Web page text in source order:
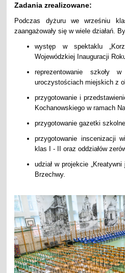
Zadania zrealizowane:
Podczas dyżuru we wrześniu
zaangażowały się w wiele działań.
występ w spektaklu
Wojewódzkiej Inauguracji
reprezentowanie szkoły
uroczystościach miejskich z
przygotowanie i
Kochanowskiego w ramach
przygotowanie gazetki
przygotowanie inscenizacji
klas I - II oraz oddziałów
udział w projekcie
Brzechwy.